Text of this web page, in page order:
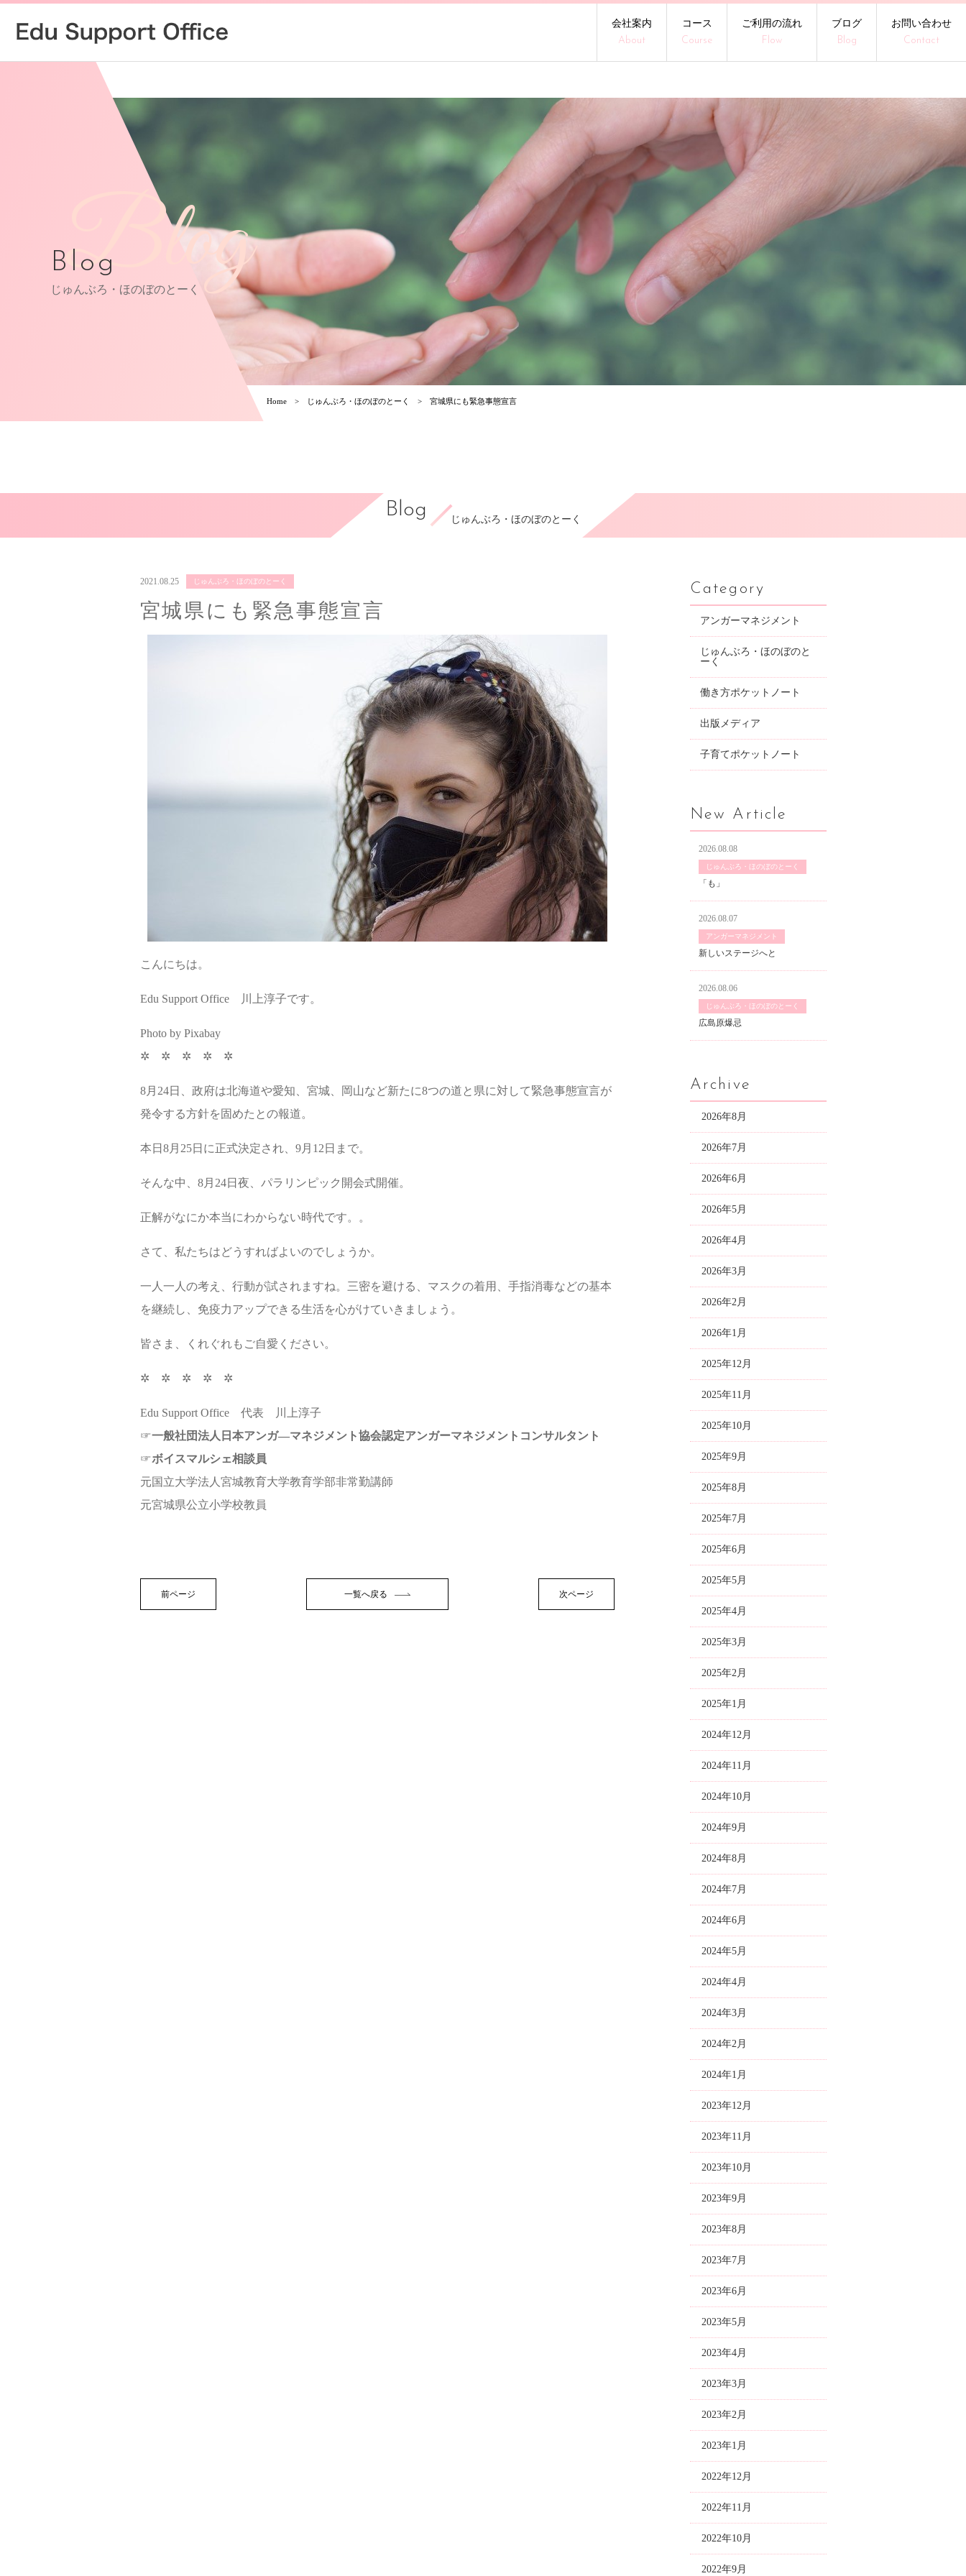
会社案内
About
コース
Course
ご利用の流れ
Flow
ブログ
Blog
お問い合わせ
Contact
Blog
Blog
じゅんぶろ・ほのぼのとーく
Home じゅんぶろ・ほのぼのとーく 宮城県にも緊急事態宣言
Blog じゅんぶろ・ほのぼのとーく
2021.08.25 じゅんぶろ・ほのぼのとーく
宮城県にも緊急事態宣言
こんにちは。
Edu Support Office 川上淳子です。
Photo by Pixabay
✲ ✲ ✲ ✲ ✲
8月24日、政府は北海道や愛知、宮城、岡山など新たに8つの道と県に対して緊急事態宣言が
発令する方針を固めたとの報道。
本日8月25日に正式決定され、9月12日まで。
そんな中、8月24日夜、パラリンピック開会式開催。
正解がなにか本当にわからない時代です。。
さて、私たちはどうすればよいのでしょうか。
一人一人の考え、行動が試されますね。三密を避ける、マスクの着用、手指消毒などの基本
を継続し、免疫力アップできる生活を心がけていきましょう。
皆さま、くれぐれもご自愛ください。
✲ ✲ ✲ ✲ ✲
Edu Support Office 代表 川上淳子
☞一般社団法人日本アンガ―マネジメント協会認定アンガーマネジメントコンサルタント
☞ボイスマルシェ相談員
元国立大学法人宮城教育大学教育学部非常勤講師
元宮城県公立小学校教員
前ページ 一覧へ戻る 次ページ
Category
アンガーマネジメント
じゅんぶろ・ほのぼのと
ーく
働き方ポケットノート
出版メディア
子育てポケットノート
New Article
2026.08.08
じゅんぶろ・ほのぼのとーく
「も」
2026.08.07
アンガーマネジメント
新しいステージへと
2026.08.06
じゅんぶろ・ほのぼのとーく
広島原爆忌
Archive
2026年8月
2026年7月
2026年6月
2026年5月
2026年4月
2026年3月
2026年2月
2026年1月
2025年12月
2025年11月
2025年10月
2025年9月
2025年8月
2025年7月
2025年6月
2025年5月
2025年4月
2025年3月
2025年2月
2025年1月
2024年12月
2024年11月
2024年10月
2024年9月
2024年8月
2024年7月
2024年6月
2024年5月
2024年4月
2024年3月
2024年2月
2024年1月
2023年12月
2023年11月
2023年10月
2023年9月
2023年8月
2023年7月
2023年6月
2023年5月
2023年4月
2023年3月
2023年2月
2023年1月
2022年12月
2022年11月
2022年10月
2022年9月